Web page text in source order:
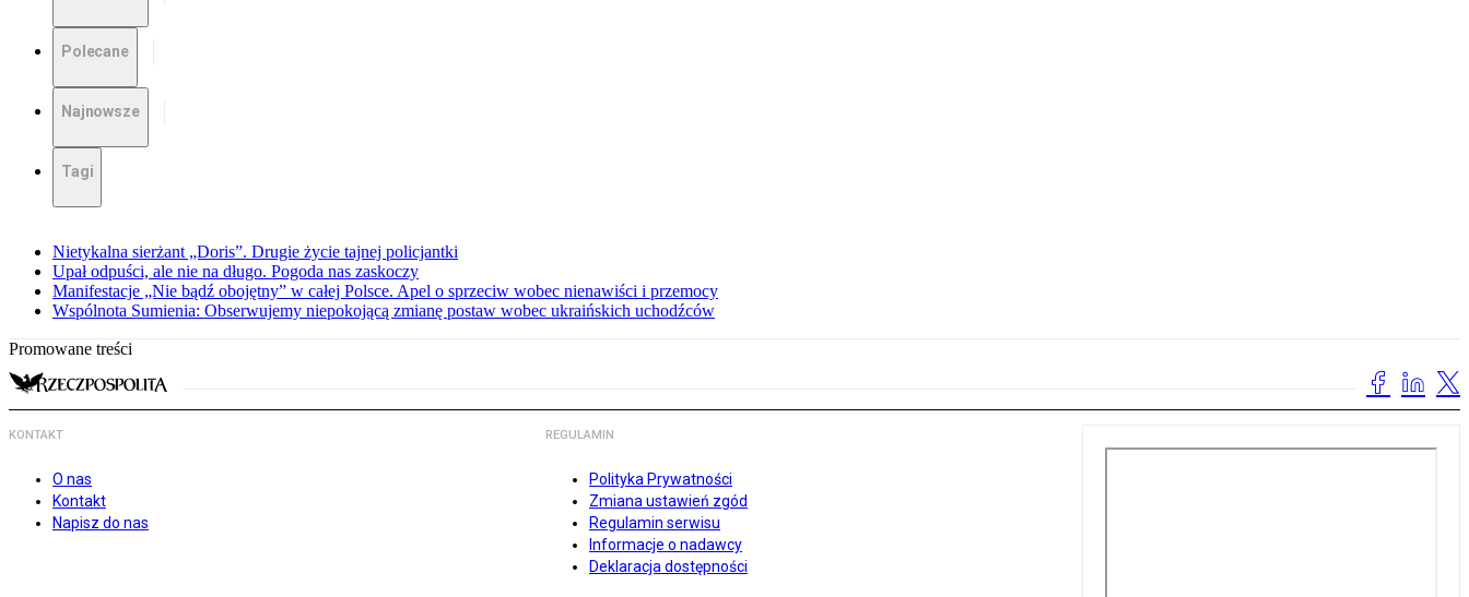
Polecane
Najnowsze
Tagi
Nietykalna sierżant „Doris”. Drugie życie tajnej policjantki
Upał odpuści, ale nie na długo. Pogoda nas zaskoczy
Manifestacje „Nie bądź obojętny” w całej Polsce. Apel o sprzeciw wobec nienawiści i przemocy
Wspólnota Sumienia: Obserwujemy niepokojącą zmianę postaw wobec ukraińskich uchodźców
Promowane treści
KONTAKT
O nas
Kontakt
Napisz do nas
REGULAMIN
Polityka Prywatności
Zmiana ustawień zgód
Regulamin serwisu
Informacje o nadawcy
Deklaracja dostępności